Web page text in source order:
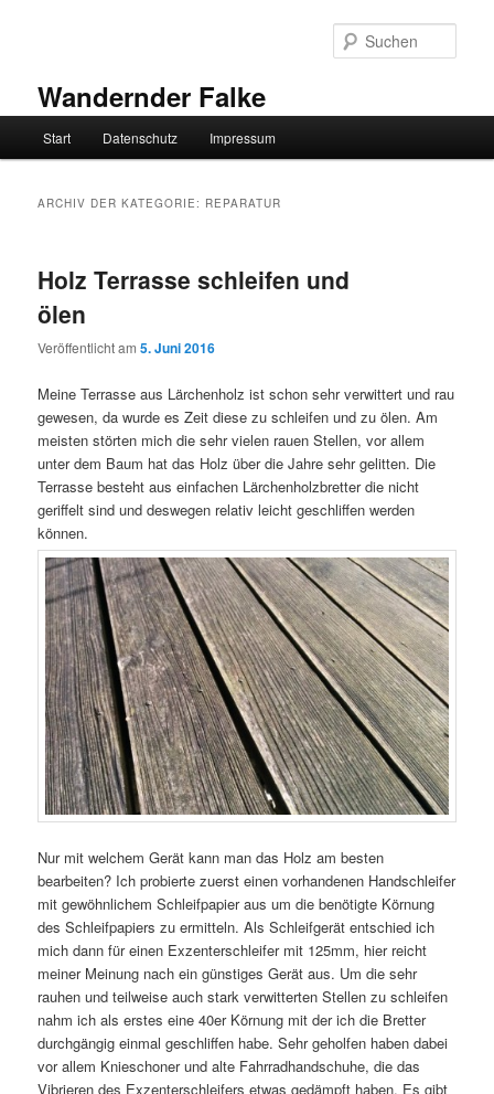
Wandernder Falke
Start Datenschutz Impressum
ARCHIV DER KATEGORIE: REPARATUR
Holz Terrasse schleifen und
ölen
Veröffentlicht am5. Juni 2016
Meine Terrasse aus Lärchenholz ist schon sehr verwittert und rau
gewesen, da wurde es Zeit diese zu schleifen und zu ölen. Am
meisten störten mich die sehr vielen rauen Stellen, vor allem
unter dem Baum hat das Holz über die Jahre sehr gelitten. Die
Terrasse besteht aus einfachen Lärchenholzbretter die nicht
geriffelt sind und deswegen relativ leicht geschliffen werden
können.
Nur mit welchem Gerät kann man das Holz am besten
bearbeiten? Ich probierte zuerst einen vorhandenen Handschleifer
mit gewöhnlichem Schleifpapier aus um die benötigte Körnung
des Schleifpapiers zu ermitteln. Als Schleifgerät entschied ich
mich dann für einen Exzenterschleifer mit 125mm, hier reicht
meiner Meinung nach ein günstiges Gerät aus. Um die sehr
rauhen und teilweise auch stark verwitterten Stellen zu schleifen
nahm ich als erstes eine 40er Körnung mit der ich die Bretter
durchgängig einmal geschliffen habe. Sehr geholfen haben dabei
vor allem Knieschoner und alte Fahrradhandschuhe, die das
Vibrieren des Exzenterschleifers etwas gedämpft haben. Es gibt